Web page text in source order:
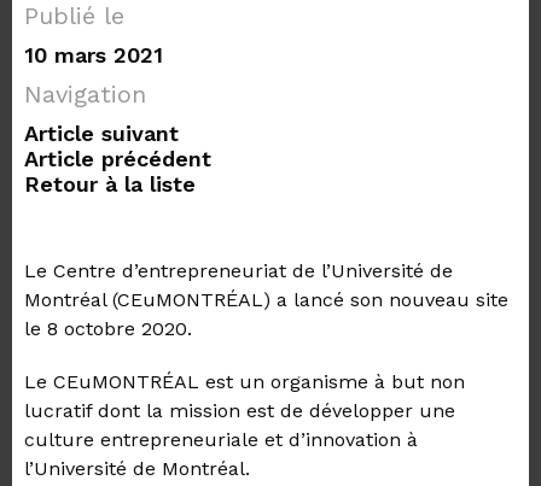
Publié le
10 mars 2021
Navigation
Article suivant
Article précédent
Retour à la liste
Le Centre d’entrepreneuriat de l’Université de
Montréal (CEuMONTRÉAL) a lancé son nouveau site
le 8 octobre 2020.
Le CEuMONTRÉAL est un organisme à but non
lucratif dont la mission est de développer une
culture entrepreneuriale et d’innovation à
l’Université de Montréal.